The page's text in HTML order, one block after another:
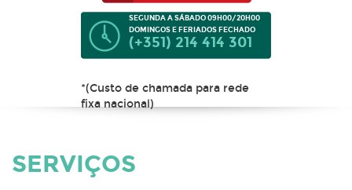
SEGUNDA A SÁBADO 09H00/20H00
DOMINGOS E FERIADOS FECHADO
(+351) 214 414 301
*(Custo de chamada para rede
fixa nacional)
SERVIÇOS